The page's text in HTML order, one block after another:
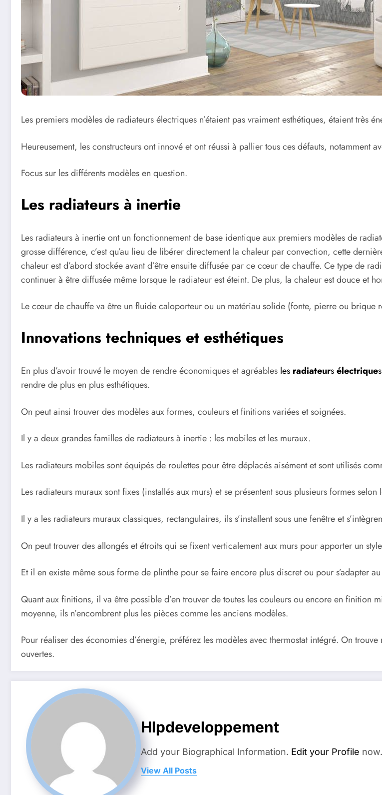
Les premiers modèles de radiateurs électriques n’étaient pas vraiment esthétiques, étaient très
Heureusement, les constructeurs ont innové et ont réussi à pallier tous ces défauts, notamment
Focus sur les différents modèles en question.
Les radiateurs à inertie
Les radiateurs à inertie ont un fonctionnement de base identique aux premiers modèles de
grosse différence, c’est qu’au lieu de libérer directement la chaleur par convection, cette
chaleur est d’abord stockée avant d’être ensuite diffusée par ce cœur de chauffe. Ce type de
continuer à être diffusée même lorsque le radiateur est éteint. De plus, la chaleur est douce et
Le cœur de chauffe va être un fluide caloporteur ou un matériau solide (fonte, pierre ou brique
Innovations techniques et esthétiques
En plus d’avoir trouvé le moyen de rendre économiques et agréables les radiateursélectrique
rendre de plus en plus esthétiques.
On peut ainsi trouver des modèles aux formes, couleurs et finitions variées et soignées.
Il y a deux grandes familles de radiateurs à inertie : les mobiles et les muraux.
Les radiateurs mobiles sont équipés de roulettes pour être déplacés aisément et sont utilisés
Les radiateurs muraux sont fixes (installés aux murs) et se présentent sous plusieurs formes
Il y a les radiateurs muraux classiques, rectangulaires, ils s’installent sous une fenêtre et
On peut trouver des allongés et étroits qui se fixent verticalement aux murs pour apporter un
Et il en existe même sous forme de plinthe pour se faire encore plus discret ou pour s’adapter
Quant aux finitions, il va être possible d’en trouver de toutes les couleurs ou encore en finition
moyenne, ils n’encombrent plus les pièces comme les anciens modèles.
Pour réaliser des économies d’énergie, préférez les modèles avec thermostat intégré. On
ouvertes.
Hlpdeveloppement
Add your Biographical Information. Edit your Profile now.
View All Posts